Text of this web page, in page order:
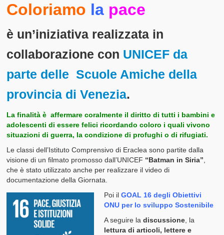
Coloriamo la pace
è un’iniziativa realizzata in
collaborazione con UNICEF da
parte delle Scuole Amiche della
provincia di Venezia.
La finalità è affermare coralmente il diritto di tutti i bambini e
adolescenti di essere felici ricordando coloro i quali vivono
situazioni di guerra, la condizione di profughi o di rifugiati.
Le classi dell’Istituto Comprensivo di Eraclea sono partite dalla
visione di un filmato promosso dall’UNICEF “Batman in Siria”,
che è stato utilizzato anche per realizzare il video di
documentazione della Giornata.
Poi ilGOAL 16 degli Obiettivi
ONU per lo sviluppo Sostenibile
A seguire ladiscussione, la
lettura di articoli, lettere e